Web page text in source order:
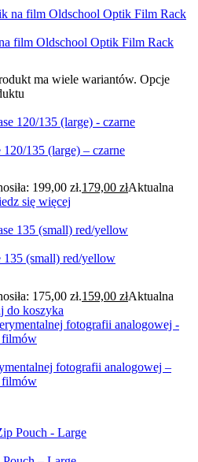
film Oldschool Optik Film Rack
ma wiele wariantów. Opcje
135 (large) – czarne
199,00 zł.179,00 złAktualna
się więcej
(small) red/yellow
175,00 zł.159,00 złAktualna
do koszyka
fotografii analogowej –
filmów